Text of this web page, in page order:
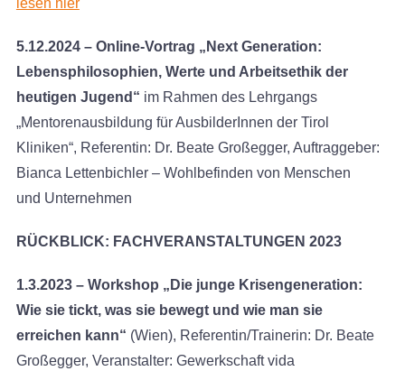
5.12.2024 – Online-Vortrag „Next Generation:
Lebensphilosophien, Werte und Arbeitsethik der
heutigen Jugend“ im Rahmen des Lehrgangs
„Mentorenausbildung für AusbilderInnen der Tirol
Kliniken“, Referentin: Dr. Beate Großegger, Auftraggeber:
Bianca Lettenbichler – Wohlbefinden von Menschen
und Unternehmen
RÜCKBLICK: FACHVERANSTALTUNGEN 2023
1.3.2023 – Workshop „Die junge Krisengeneration:
Wie sie tickt, was sie bewegt und wie man sie
erreichen kann“ (Wien), Referentin/Trainerin: Dr. Beate
Großegger, Veranstalter: Gewerkschaft vida